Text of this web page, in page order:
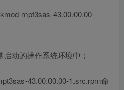
mpt3sas-43.00.00.00-
启动的操作系统环境中；
43.00.00.00-1.src.rpm命